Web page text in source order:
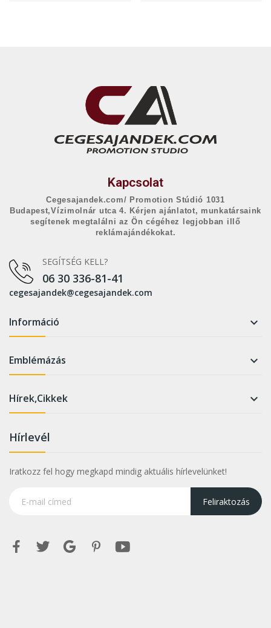
Kapcsolat
Cegesajandek.com/ Promotion Stúdió 1031
Budapest,Vízimolnár utca 4. Kérjen ajánlatot, munkatársaink
segítenek megtalálni az Ön cégéhez legjobban illő
reklámajándékokat.
SEGÍTSÉG KELL?
06 30 336-81-41
cegesajandek@cegesajandek.com
Információ 
Emblémázás 
Hírek,Cikkek 
Hírlevél
Iratkozz fel hogy megkapd mindig aktuális hírlevelünket!
Feliraktozás